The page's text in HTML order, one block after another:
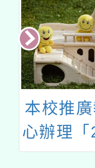
本校推
心辦理
作藝術